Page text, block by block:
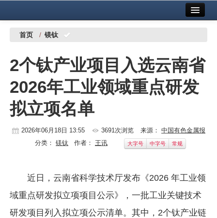
中国有色金属报社主办
铜镍铅锌
铝
稀有稀土
有色市场
党建工作
首页 / 镁钛
2个钛产业项目入选云南省
2026年工业领域重点研发
拟立项名单
2026年06月18日 13:55 3691次浏览 来源： 中国有色金属报
分类： 镁钛 作者： 王讯 大字号 中字号 常规
近日，云南省科学技术厅发布《2026 年工业领
域重点研发拟立项项目公示》，一批工业关键技术
研发项目列入拟立项公示清单。其中，2个钛产业链